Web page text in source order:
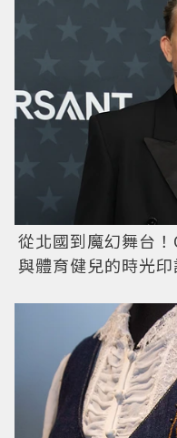
從北國到魔幻舞台
與體育健兒的時光印